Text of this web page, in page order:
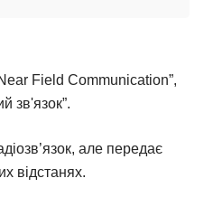
Field Communication”,
зв'язок”.
але передає
відстанях.